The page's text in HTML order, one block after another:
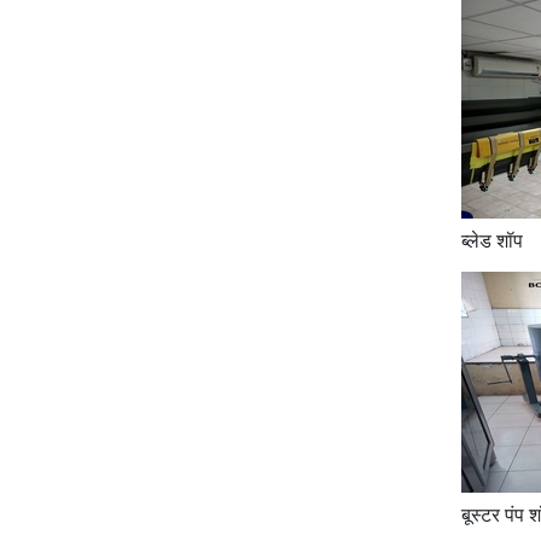
ब्लेड शॉप
बूस्टर पंप